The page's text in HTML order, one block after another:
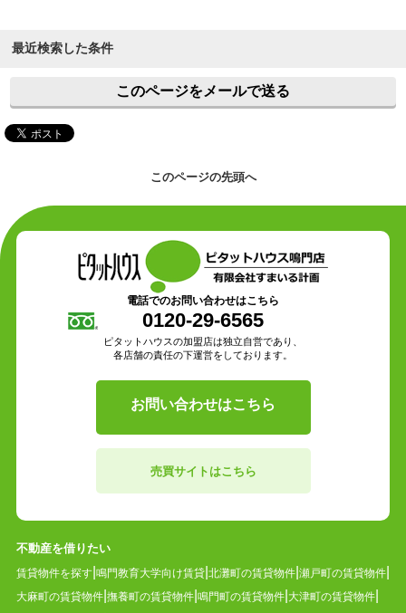
最近検索した条件
このページをメールで送る
このページの先頭へ
電話でのお問い合わせはこちら
0120-29-6565
ピタットハウスの加盟店は独立自営であり、
各店舗の責任の下運営をしております。
お問い合わせはこちら
売買サイトはこちら
不動産を借りたい
賃貸物件を探す 鳴門教育大学向け賃貸 北灘町の賃貸物件 瀬戸町の賃貸物件
大麻町の賃貸物件 撫養町の賃貸物件 鳴門町の賃貸物件 大津町の賃貸物件